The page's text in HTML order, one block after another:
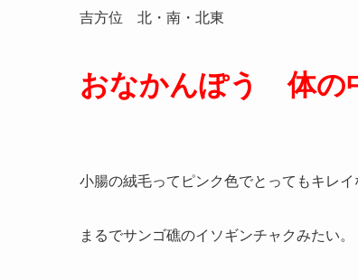
吉方位 北・南・北東
おなかんぽう 体の
小腸の絨毛ってピンク色でとってもキレイ
まるでサンゴ礁のイソギンチャクみたい。